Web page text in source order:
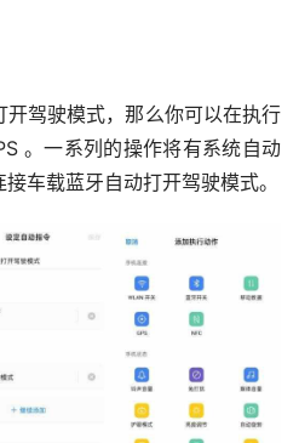
驾驶模式，那么你可以在执行
。一系列的操作将有系统自动
车载蓝牙自动打开驾驶模式。